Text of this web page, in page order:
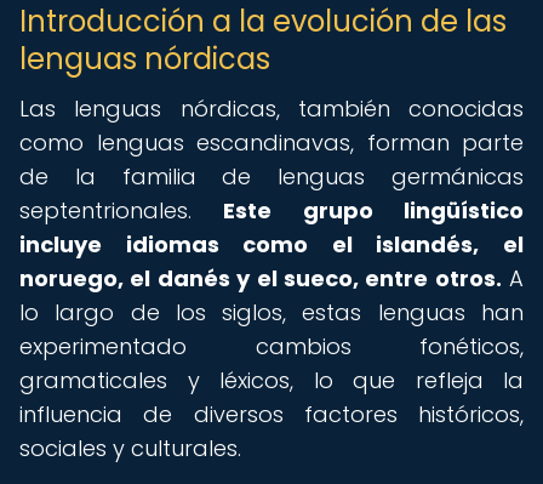
Introducción a la evolución de las
lenguas nórdicas
Las lenguas nórdicas, también conocidas
como lenguas escandinavas, forman parte
de la familia de lenguas germánicas
septentrionales. Este grupo lingüístico
incluye idiomas como el islandés, el
noruego, el danés y el sueco, entre otros. A
lo largo de los siglos, estas lenguas han
experimentado cambios fonéticos,
gramaticales y léxicos, lo que refleja la
influencia de diversos factores históricos,
sociales y culturales.